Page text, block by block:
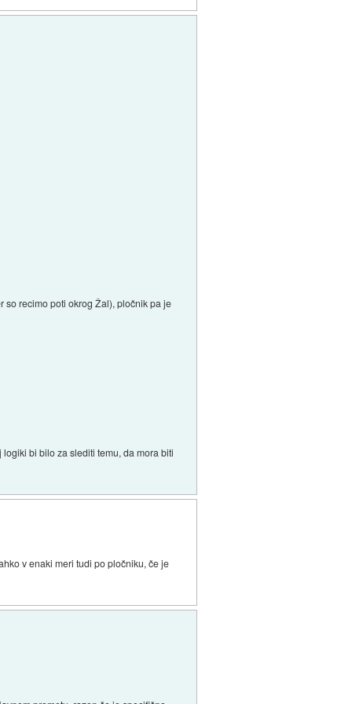
so recimo poti okrog Žal), pločnik pa je
bi bilo za slediti temu, da mora biti
v enaki meri tudi po pločniku, če je